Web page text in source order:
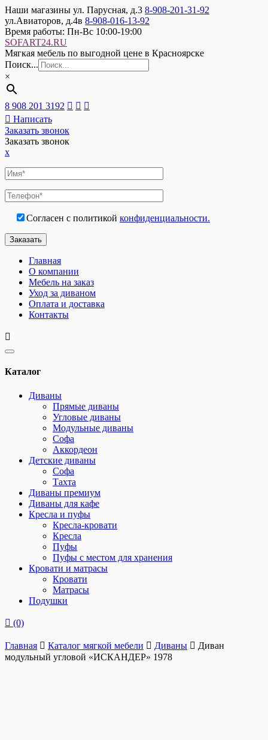
Наши магазины ул. Парусная, д.3 8-908-201-31-92
ул.Авиаторов, д.4в 8-908-016-13-92
Время работы: Пн-Вс 10:00-19:00
SOFART24.RU
Мягкая мебель по выгодной цене в Красноярске
Поиск...
×
8 908 201 3192
Написать
Заказать звонок
Заказать звонок
x
Согласен с политикой конфиденциальности.
Главная
О компании
Мебель на заказ
Уход за диваном
Оплата и доставка
Контакты
Каталог
Диваны
Прямые диваны
Угловые диваны
Модульные диваны
Софа
Аккордеон
Детские диваны
Софа
Тахта
Диваны премиум
Диваны для кафе
Кресла и пуфы
Кресла-кровати
Кресла
Пуфы
Пуфы с местом для хранения
Кровати и матрасы
Кровати
Матрасы
Подушки
(0)
Главная Каталог мягкой мебели Диваны
Диван
модульный угловой «ИСКАНДЕР» 1978